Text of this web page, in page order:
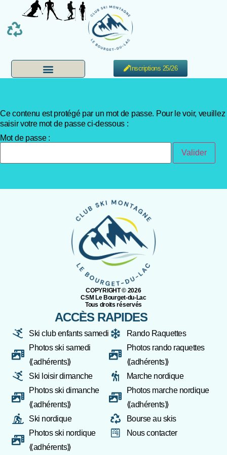
Inscriptions 25/26
Ce contenu est protégé par un mot de passe. Pour le voir, veuillez
saisir votre mot de passe ci-dessous :
Mot de passe :
COPYRIGHT ©️ 2026
CSM Le Bourget-du-Lac
Tous droits réservés
ACCÈS RAPIDES
Ski club enfants samedi
Photos ski samedi
⟪adhérents⟫
Ski loisir dimanche
Photos ski dimanche
⟪adhérents⟫
Ski nordique
Photos ski nordique
⟪adhérents⟫
Rando Raquettes
Photos rando raquettes
⟪adhérents⟫
Marche nordique
Photos marche nordique
⟪adhérents⟫
Bourse au skis
Nous contacter